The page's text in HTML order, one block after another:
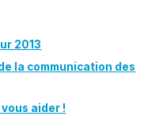
2013
la communication des
aider !